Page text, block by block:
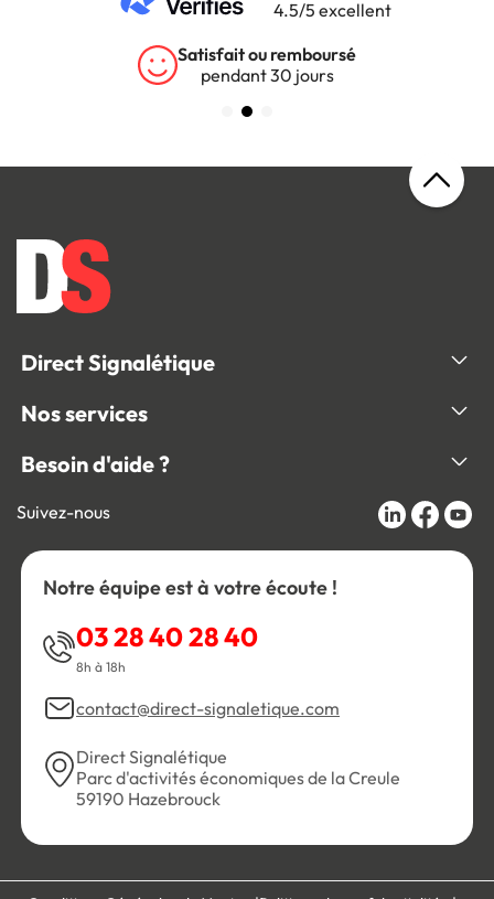
4.5/5 excellent
Satisfait ou remboursé
pendant 30 jours
Direct Signalétique
Nos services
Besoin d'aide ?
Suivez-nous
Notre équipe est à votre écoute !
03 28 40 28 40
8h à 18h
contact@direct-signaletique.com
Direct Signalétique
Parc d'activités économiques de la Creule
59190 Hazebrouck